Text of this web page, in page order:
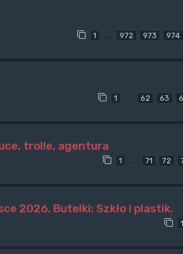
1 … 972 973 974
1 … 62 63
trolle, agentura
1 … 71 72
2026. Butelki: Szkło i plastik.
1